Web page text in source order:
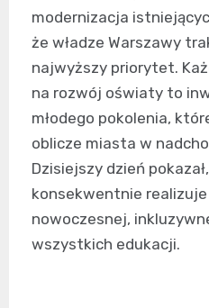
modernizacja
że władze Warszawy
najwyższy priorytet.
na rozwój oświaty to
młodego pokolenia,
oblicze miasta w
Dzisiejszy dzień
konsekwentnie
nowoczesnej,
wszystkich edukacji.